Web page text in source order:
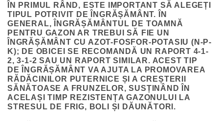
ÎN PRIMUL RÂND, ESTE IMPORTANT SĂ ALEGEȚI
TIPUL POTRIVIT DE ÎNGRĂȘĂMÂNT. ÎN
GENERAL, ÎNGRĂȘĂMÂNTUL DE TOAMNĂ
PENTRU GAZON AR TREBUI SĂ FIE UN
ÎNGRĂȘĂMÂNT CU AZOT-FOSFOR-POTASIU (N-P-
K); DE OBICEI SE RECOMANDĂ UN RAPORT 4-1-
2, 3-1-2 SAU UN RAPORT SIMILAR. ACEST TIP
DE ÎNGRĂȘĂMÂNT VA AJUTA LA PROMOVAREA
RĂDĂCINILOR PUTERNICE ȘI A CREȘTERII
SĂNĂTOASE A FRUNZELOR, SUSȚINÂND ÎN
ACELAȘI TIMP REZISTENȚA GAZONULUI LA
STRESUL DE FRIG, BOLI ȘI DĂUNĂTORI.